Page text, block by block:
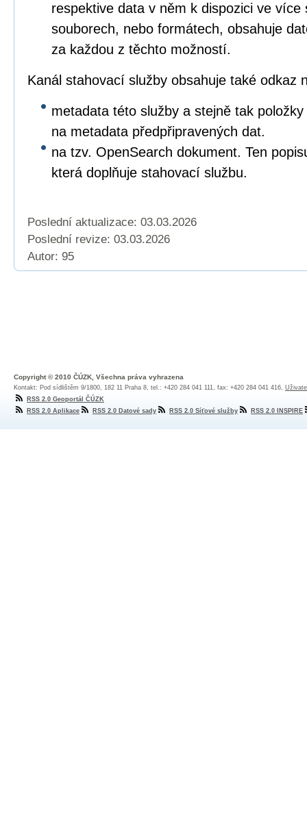
respektive data v něm k dispozici ve více
souborech, nebo formátech, obsahuje
za každou z těchto možností.
Kanál stahovací služby obsahuje také odkaz
metadata této služby a stejně tak
na metadata předpřipravených dat.
na tzv. OpenSearch dokument. Ten
která doplňuje stahovací službu.
Poslední aktualizace: 03.03.2026
Poslední revize: 03.03.2026
Autor: 95
Copyright © 2010 ČÚZK, Všechna práva vyhrazena
Kontakt: Pod sídlištěm 9/1800, 182 11 Praha 8, tel.: +420 284 041 111, fax: +420 284 041 416,
RSS 2.0 Geoportál ČÚZK
RSS 2.0 Aplikace
RSS 2.0 Datové sady RSS 2.0 Síťové služby RSS 2.0 INSPIRE